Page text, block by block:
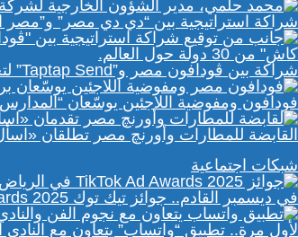
شراكة استراتيجية بين “دي دي مصر” و”مصر
شراكة بين ڤودافون مصر و”Taptap Send” لتحويل الأموال من 30 دولة لمحفظة “فودافون كاش”
فودافون ومفوضية اللاجئين يوسّعان “المدارس الفورية” إلى 70
القابضة للمطارات وأورنچ مصر تطلقان
شبكات اجتماعية
في ديسمبر القادم.. جوائز تيك توك Ad Awards 2025 تحتفي بالإبداع الإعلاني في الشرق الأوسط
لأول مرة.. تطبيق “واتساب” يتعاون مع